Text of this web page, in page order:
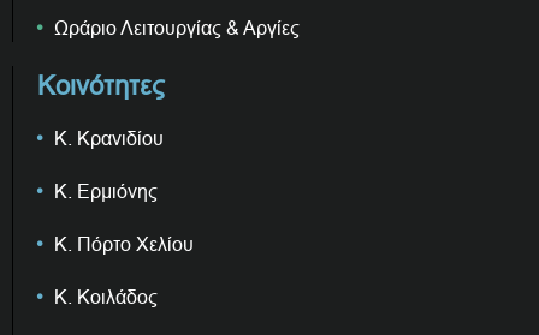
Ωράριο Λειτουργίας & Αργίες
Κοινότητες
Κ. Κρανιδίου
Κ. Ερμιόνης
Κ. Πόρτο Χελίου
Κ. Κοιλάδος